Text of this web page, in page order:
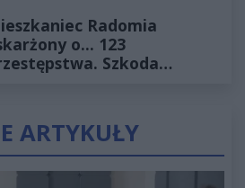
Radomia
o... 123
Szkoda
ARTYKUŁY